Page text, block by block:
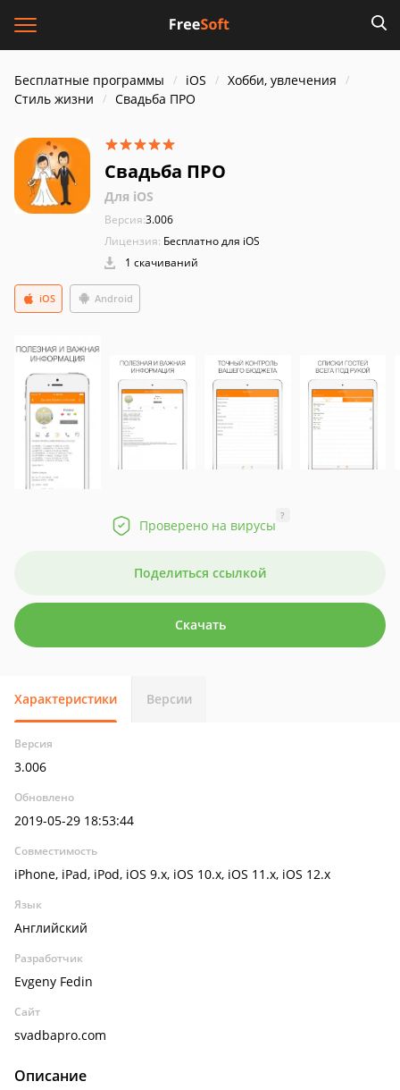
Бесплатные программы iOS
Хобби, увлечения
Стиль жизни
Свадьба ПРО
Свадьба ПРО
Для iOS
Версия:3.006
Лицензия: Бесплатно для iOS
1 скачиваний
Android
iOS
Проверено на вирусы
?
Поделиться ссылкой
Скачать
Характеристики Версии
Версия
3.006
Обновлено
2019-05-29 18:53:44
Совместимость
iPhone, iPad, iPod, iOS 9.x, iOS 10.x, iOS 11.x, iOS 12.x
Язык
Английский
Разработчик
Evgeny Fedin
Сайт
svadbapro.com
Описание